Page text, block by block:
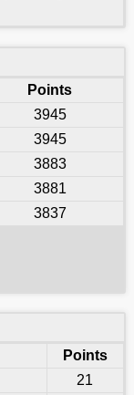
Points
3945
3945
3883
3881
3837
Points
21